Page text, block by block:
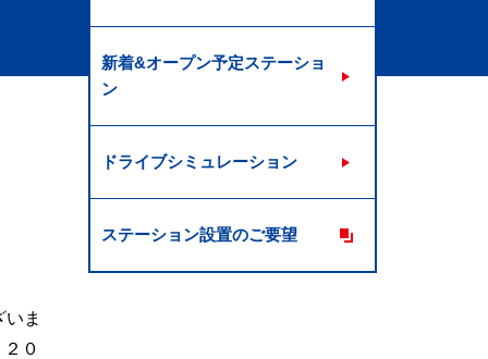
いま
０
新着&オープン予定ステーショ
ン
ドライブシミュレーション
ステーション設置のご要望